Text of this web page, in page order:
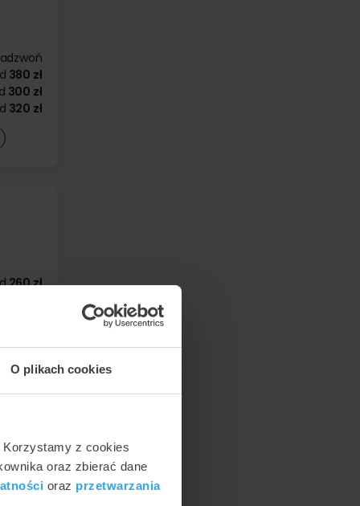
O plikach cookies
z cookies
oraz zbierać dane
oraz przetwarzania
380 zł
300 zł
320 zł
260 zł
200 zł